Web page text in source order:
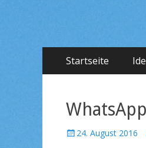
Primäres
Menü
Zum
Inhalt
Startseite
V 24. August 2016